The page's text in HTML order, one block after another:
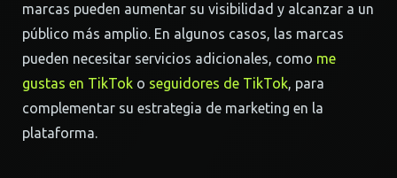
marcas pueden aumentar su visibilidad y alcanzar a un
público más amplio. En algunos casos, las marcas
pueden necesitar servicios adicionales, como me
gustas en TikTok o seguidores de TikTok, para
complementar su estrategia de marketing en la
plataforma.